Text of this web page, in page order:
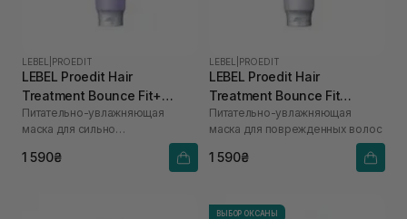
LEBEL PROEDIT
LEBEL Proedit Hair
Treatment Bounce Fit+
Treatment 250 мл
Питательно-увлажняющая
маска для сильно
поврежденных, сухих, ломких
волос
1 590₴
LEBEL PROEDIT
LEBEL Proedit Hair
Treatment Bounce Fit
Treatment 250 мл
Питательно-увлажняющая
маска для поврежденных волос
1 590₴
ВЫБОР ОКСАНЫ